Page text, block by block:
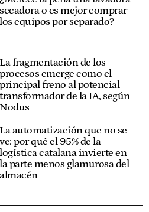
secadora o es mejor comprar
los equipos por separado?
La fragmentación de los
procesos emerge como el
principal freno al potencial
transformador de la IA, según
Nodus
La automatización que no se
ve: por qué el 95% de la
logística catalana invierte en
la parte menos glamurosa del
almacén